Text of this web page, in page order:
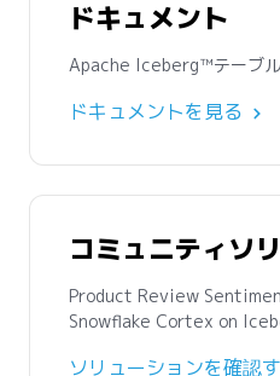
ドキュメント
Apache Iceberg™テーブル
ドキュメントを見る
コミュニティソ
Product Review
Snowflake Cortex on
ソリューションを確認